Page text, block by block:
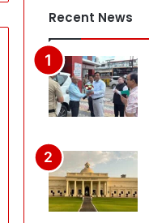
Recent News